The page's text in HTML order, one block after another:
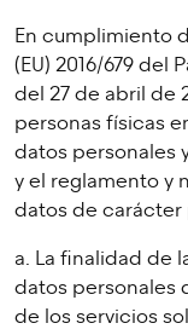
En cumplimiento
(EU) 2016/679 del
del 27 de abril de
personas físicas
datos personales
y el reglamento y
datos de carácter
a. La finalidad de
datos personales
de los servicios